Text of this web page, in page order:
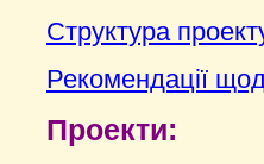
Структура
Рекомендації
Проекти: